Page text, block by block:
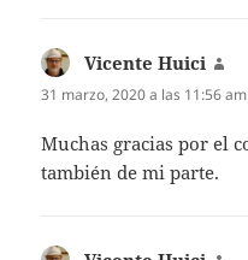
Vicente Huici
31 marzo, 2020 a las 11:56 am
Muchas gracias por el
también de mi parte.